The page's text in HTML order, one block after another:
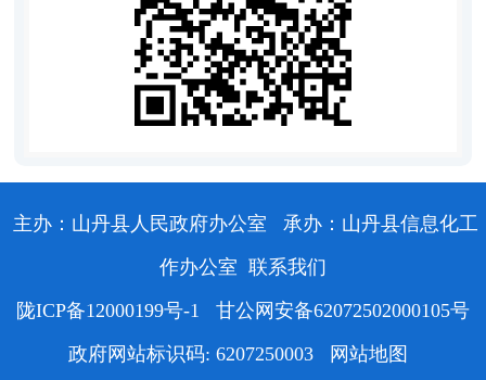
主办：山丹县人民政府办公室
承办：山丹县信息化工
作办公室 联系我们
陇ICP备12000199号-1
甘公网安备62072502000105号
政府网站标识码: 6207250003
网站地图